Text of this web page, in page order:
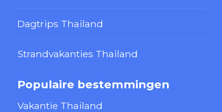
Dagtrips Thailand
Strandvakanties Thailand
Populaire bestemmingen
Vakantie Thailand